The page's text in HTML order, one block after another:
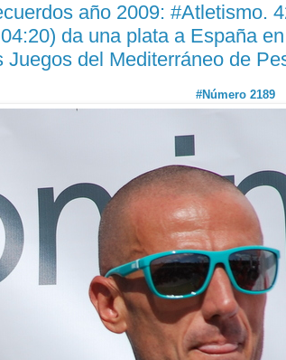
año 2009: #Atletismo.
da una plata a España
Juegos del Mediterráneo de
#Número 2189